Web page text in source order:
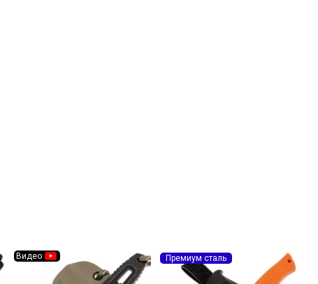
Видео Премиум сталь